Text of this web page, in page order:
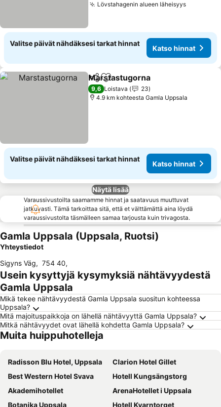
Lövstahagenin alueen läheisyys
Valitse päivät nähdäksesi tarkat hinnat
Katso hinnat
Jaa Lisää suosikkeihin
Marstastugorna
9,6 Loistava
23
4.9 km kohteesta Gamla Uppsala
Valitse päivät nähdäksesi tarkat hinnat
Katso hinnat
Näytä lisää
Varaussivustoilta saamamme hinnat ja saatavuus muuttuvat
jatkuvasti. Tämä tarkoittaa sitä, että et välttämättä aina löydä
varaussivustolta täsmälleen samaa tarjousta kuin trivagosta.
Gamla Uppsala (Uppsala, Ruotsi)
Yhteystiedot
Sigyns Väg, 754 40,
Usein kysyttyjä kysymyksiä nähtävyydestä
Gamla Uppsala
Mikä tekee nähtävyydestä Gamla Uppsala suositun kohteessa
Uppsala?
Mitä majoituspaikkoja on lähellä nähtävyyttä Gamla Uppsala?
Mitkä nähtävyydet ovat lähellä kohdetta Gamla Uppsala?
Muita huippuhotelleja
Radisson Blu Hotel, Uppsala
Clarion Hotel Gillet
Best Western Hotel Svava
Hotell Kungsängstorg
Akademihotellet
ArenaHotellet i Uppsala
Botanika Uppsala
Hotell Kvarntorget